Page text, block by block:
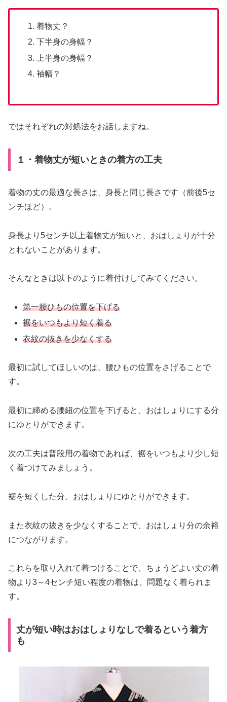
着物丈？
下半身の身幅？
上半身の身幅？
袖幅？
ではそれぞれの対処法をお話しますね。
１・着物丈が短いときの着方の工夫
着物の丈の最適な長さは、身長と同じ長さです（前後5セ
ンチほど）。
身長より5センチ以上着物丈が短いと、おはしょりが十分
とれないことがあります。
そんなときは以下のように着付けしてみてください。
第一腰ひもの位置を下げる
裾をいつもより短く着る
衣紋の抜きを少なくする
最初に試してほしいのは、腰ひもの位置をさげることで
す。
最初に締める腰紐の位置を下げると、おはしょりにする分
にゆとりができます。
次の工夫は普段用の着物であれば、裾をいつもより少し短
く着つけてみましょう。
裾を短くした分、おはしょりにゆとりができます。
また衣紋の抜きを少なくすることで、おはしょり分の余裕
につながります。
これらを取り入れて着つけることで、ちょうどよい丈の着
物より3～4センチ短い程度の着物は、問題なく着られま
す。
丈が短い時はおはしょりなしで着るという着方
も